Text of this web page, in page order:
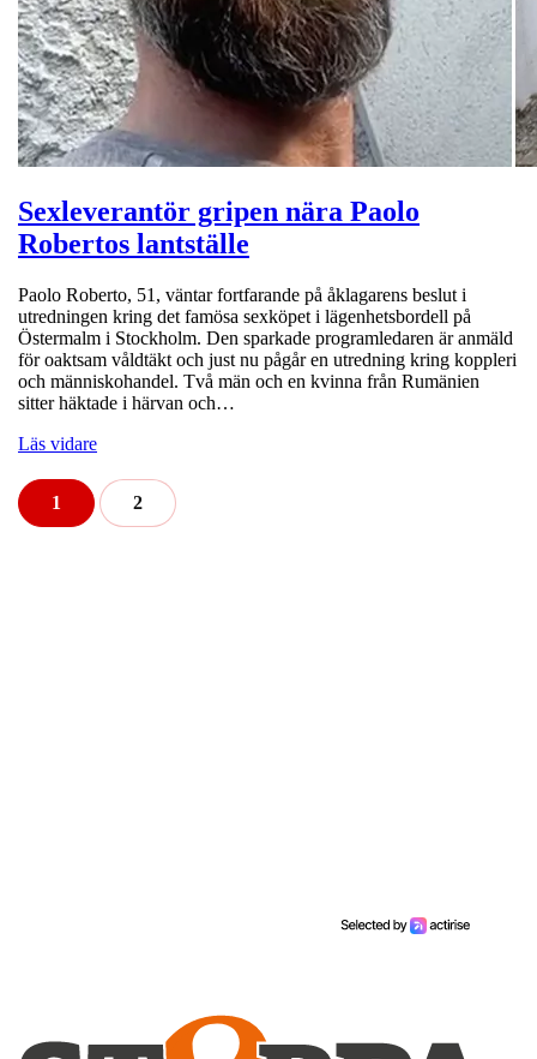
Sexleverantör gripen nära Paolo
Robertos lantställe
Paolo Roberto, 51, väntar fortfarande på åklagarens beslut i
utredningen kring det famösa sexköpet i lägenhetsbordell på
Östermalm i Stockholm. Den sparkade programledaren är anmäld
för oaktsam våldtäkt och just nu pågår en utredning kring koppleri
och människohandel. Två män och en kvinna från Rumänien
sitter häktade i härvan och…
Läs vidare
1 2